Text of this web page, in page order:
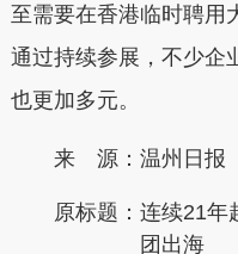
至需要在香港临时聘用
通过持续参展，不少企
也更加多元。
来 源：温州日报
原标题： 连续21年
团出海